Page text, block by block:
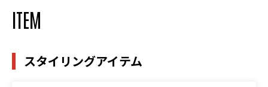
ITEM
スタイリングアイテム